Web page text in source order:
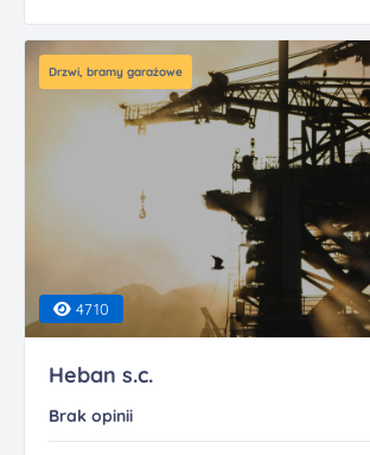
Drzwi, bramy garażowe
4710
Heban s.c.
Brak opinii